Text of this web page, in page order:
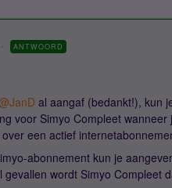
ANTWOORD
al aangaf (bedankt!), kun
voor Simyo Compleet
een actief
abonnement kun je
wordt Simyo Compleet